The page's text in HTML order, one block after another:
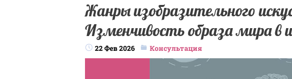
Жанры изобразительного
Изменчивость образа мира в
22 Фев 2026 Консультация